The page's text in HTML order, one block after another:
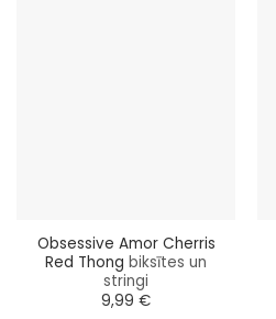
Obsessive Amor Cherris
Red Thong biksītes un
stringi
9,99 €